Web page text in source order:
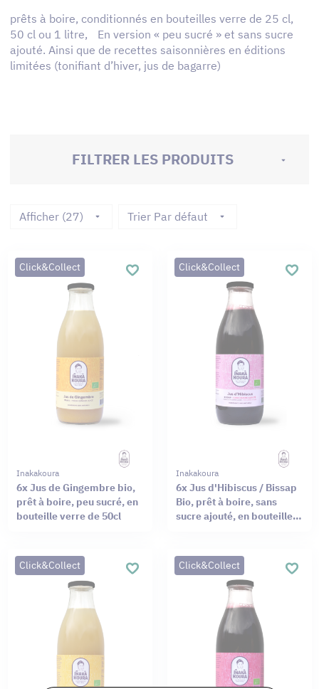
prêts à boire, conditionnés en bouteilles verre de 25 cl,
50 cl ou 1 litre, En version « peu sucré » et sans sucre
ajouté. Ainsi que de recettes saisonnières en éditions
limitées (tonifiant d’hiver, jus de bagarre)
FILTRER LES PRODUITS
Afficher (27) Trier Par défaut
Click&Collect
Inakakoura
6x Jus de Gingembre bio,
prêt à boire, peu sucré, en
bouteille verre de 50cl
Click&Collect
Inakakoura
6x Jus d'Hibiscus / Bissap
Bio, prêt à boire, sans
sucre ajouté, en bouteille
Click&Collect Click&Collect